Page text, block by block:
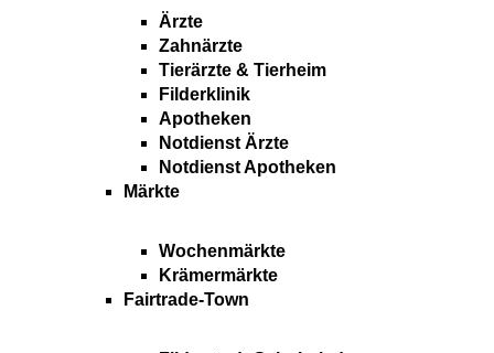
Ärzte
Zahnärzte
Tierärzte & Tierheim
Filderklinik
Apotheken
Notdienst Ärzte
Notdienst Apotheken
Märkte
Wochenmärkte
Krämermärkte
Fairtrade-Town